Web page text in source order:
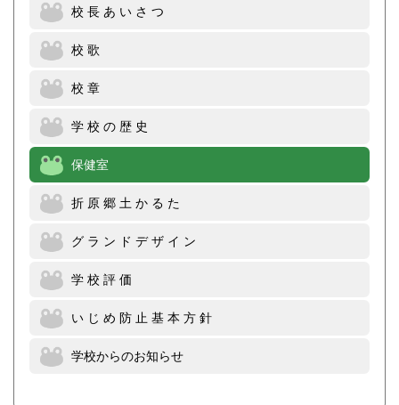
校 長 あ い さ つ
校 歌
校 章
学 校 の 歴 史
保健室
折 原 郷 土 か る た
グ ラ ン ド デ ザ イ ン
学 校 評 価
い じ め 防 止 基 本 方 針
学校からのお知らせ